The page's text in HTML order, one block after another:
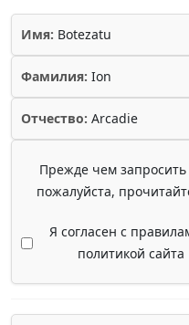
Имя: Botezatu
Фамилия: Ion
Отчество: Arcadie
Прежде чем
пожалуйста,
Я согласен с
политикой сайта